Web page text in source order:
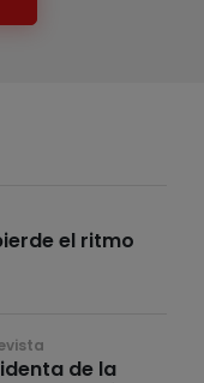
el ritmo
de la